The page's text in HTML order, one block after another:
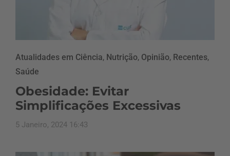
Atualidades em Ciência, Nutrição, Opinião, Recentes,
Saúde
Obesidade: Evitar
Simplificações Excessivas
5 Janeiro, 2024 16:43